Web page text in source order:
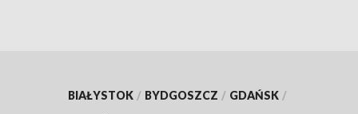
BIAŁYSTOK / BYDGOSZCZ / GDAŃSK /